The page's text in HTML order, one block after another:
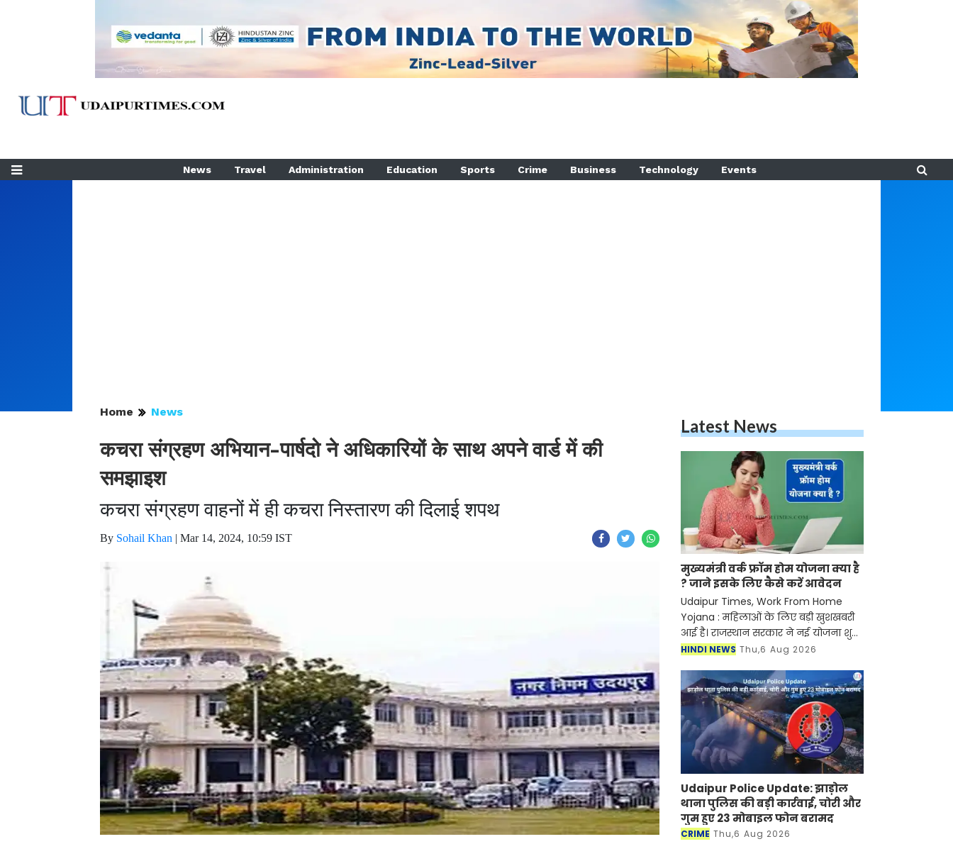
News Travel Administration Education Sports Crime Business Technology Events
Home News
कचरा संग्रहण अभियान-पार्षदो ने अधिकारियों के साथ अपने वार्ड में की
समझाइश
कचरा संग्रहण वाहनों में ही कचरा निस्तारण की दिलाई शपथ
By Sohail Khan | Mar 14, 2024, 10:59 IST
Latest News
मुख्यमंत्री वर्क फ्रॉम होम योजना क्या है
? जाने इसके लिए कैसे करें आवेदन
Udaipur Times, Work From Home
Yojana : महिलाओं के लिए बड़ी खुशखबरी
आई है। राजस्थान सरकार ने नई योजना शुरू
की है जिसके तहत अब महिलाओं को घर बैठे
अनुसार सरकार द्वारा चला
HINDI NEWS Thu,6 Aug 2026
Udaipur Police Update: झाड़ोल
थाना पुलिस की बड़ी कार्रवाई, चोरी और
गुम हुए 23 मोबाइल फोन बरामद
CRIME Thu,6 Aug 2026